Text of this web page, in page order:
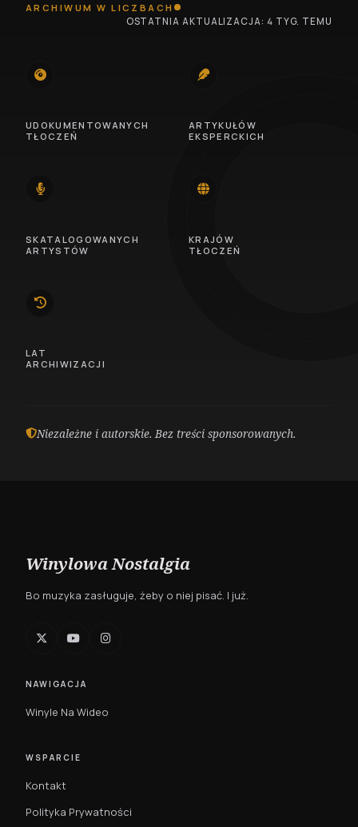
ARCHIWUM W LICZBACH
OSTATNIA AKTUALIZACJA: 4 TYG. TEMU
UDOKUMENTOWANYCH
TŁOCZEŃ
ARTYKUŁÓW
EKSPERCKICH
SKATALOGOWANYCH
ARTYSTÓW
KRAJÓW
TŁOCZEŃ
LAT
ARCHIWIZACJI
Niezależne i autorskie. Bez treści sponsorowanych.
Winylowa Nostalgia
Bo muzyka zasługuje, żeby o niej pisać. I już.
NAWIGACJA
Winyle Na Wideo
WSPARCIE
Kontakt
Polityka Prywatności